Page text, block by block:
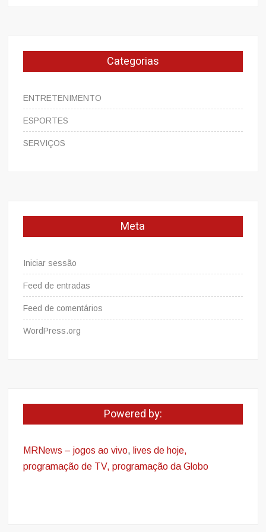
Categorias
ENTRETENIMENTO
ESPORTES
SERVIÇOS
Meta
Iniciar sessão
Feed de entradas
Feed de comentários
WordPress.org
Powered by:
MRNews – jogos ao vivo, lives de hoje,
programação de TV, programação da Globo